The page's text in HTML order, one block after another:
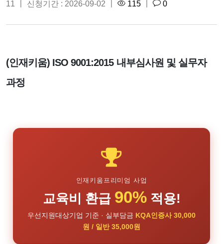
11 〡 신청기간 : 2026-09-02 〡
115 0
(인재키움) ISO 9001:2015 내부심사원 및 실무자
과정
인재키움프리미엄 사업
교육비 환급 90%적용!
우선지원대상기업 기준 · 실부담금 KQA인증사 30,000
원 / 일반 35,000원